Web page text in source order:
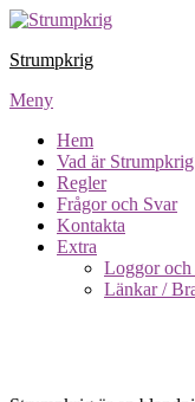
Hoppa
innehåll
Strumpkrig
Meny
Hem
Vad är Strumpkrig
Regler
Frågor och Svar
Kontakta
Extra
Loggor
Länkar /